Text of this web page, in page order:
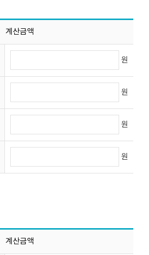
계산금액
원
원
원
원
계산금액